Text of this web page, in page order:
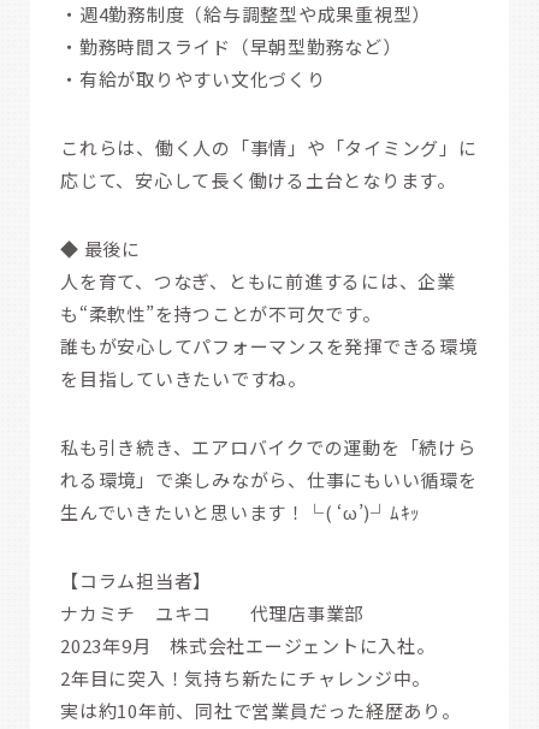
・週4勤務制度（給与調整型や成果重視型）
・勤務時間スライド（早朝型勤務など）
・有給が取りやすい文化づくり
これらは、働く人の「事情」や「タイミング」に
応じて、安心して長く働ける土台となります。
◆ 最後に
人を育て、つなぎ、ともに前進するには、企業
も“柔軟性”を持つことが不可欠です。
誰もが安心してパフォーマンスを発揮できる環境
を目指していきたいですね。
私も引き続き、エアロバイクでの運動を「続けら
れる環境」で楽しみながら、仕事にもいい循環を
生んでいきたいと思います！└( ‘ω’)┘ﾑｷｯ
【コラム担当者】
ナカミチ ユキコ 代理店事業部
2023年9月 株式会社エージェントに入社。
2年目に突入！気持ち新たにチャレンジ中。
実は約10年前、同社で営業員だった経歴あり。